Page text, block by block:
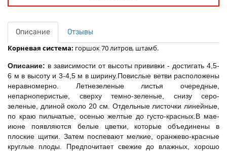
Описание Отзывы
Корневая система: горшок 70 литров, штамб.
Описание: в зависимости от высоты прививки - достигать 4,5-
6 м в высоту и 3-4,5 м в ширину.Повислые ветви расположены
неравномерно. Летнезеленые листья очередные,
непарноперистые, сверху темно-зеленые, снизу серо-
зеленые, длиной около 20 см. Отдельные листочки линейные,
по краю пильчатые, осенью желтые до густо-красных.В мае-
июне появляются белые цветки, которые объединены в
плоские щитки. Затем поспевают мелкие, оранжево-красные
круглые плоды. Предпочитает свежие до влажных, хорошо